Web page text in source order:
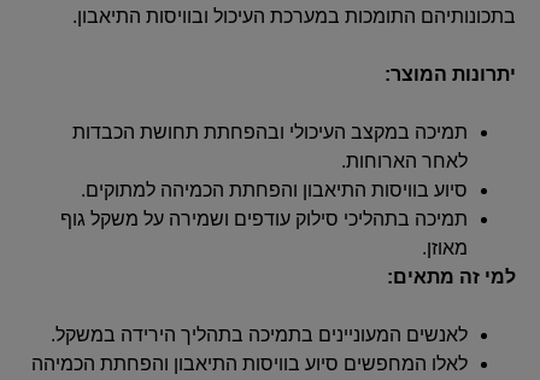
בתכונותיהם התומכות במערכת העיכול ובוויסות התיאבון.
יתרונות המוצר:
תמיכה במקצב העיכולי ובהפחתת תחושת הכבדות
לאחר הארוחות.
סיוע בוויסות התיאבון והפחתת הכמיהה למתוקים.
תמיכה בתהליכי סילוק עודפים ושמירה על משקל גוף
מאוזן.
למי זה מתאים:
לאנשים המעוניינים בתמיכה בתהליך הירידה במשקל.
לאלו המחפשים סיוע בוויסות התיאבון והפחתת הכמיהה